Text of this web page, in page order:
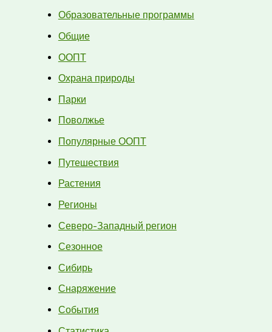
Образовательные программы
Общие
ООПТ
Охрана природы
Парки
Поволжье
Популярные ООПТ
Путешествия
Растения
Регионы
Северо-Западный регион
Сезонное
Сибирь
Снаряжение
События